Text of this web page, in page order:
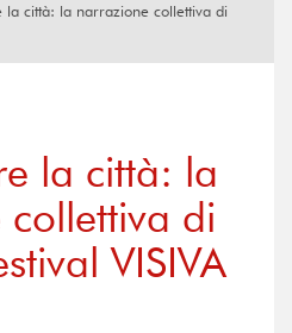
la città: la narrazione collettiva di
la città: la
di
VISIVA